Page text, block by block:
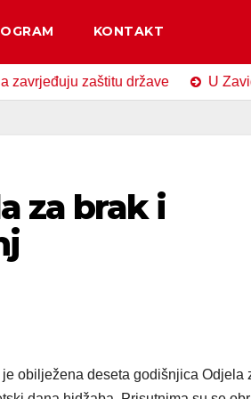
KONTAKT
zaštitu države U
za brak i
obilježena deseta godišnjica Odjela